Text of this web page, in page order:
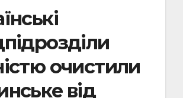
очистили
від